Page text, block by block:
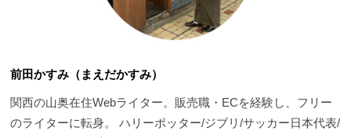
前田かすみ（まえだかすみ）
関西の山奥在住Webライター。販売職・ECを経験し、フリー
のライターに転身。 ハリーポッター/ジブリ/サッカー日本代表/